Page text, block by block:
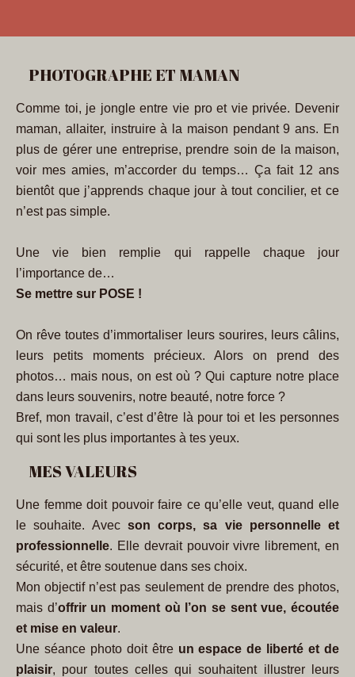
PHOTOGRAPHE ET MAMAN
Comme toi, je jongle entre vie pro et vie privée. Devenir
maman, allaiter, instruire à la maison pendant 9 ans. En
plus de gérer une entreprise, prendre soin de la maison,
voir mes amies, m’accorder du temps… Ça fait 12 ans
bientôt que j’apprends chaque jour à tout concilier, et ce
n’est pas simple.
Une vie bien remplie qui rappelle chaque jour
l’importance de…
Se mettre sur POSE !
On rêve toutes d’immortaliser leurs sourires, leurs câlins,
leurs petits moments précieux. Alors on prend des
photos… mais nous, on est où ? Qui capture notre place
dans leurs souvenirs, notre beauté, notre force ?
Bref, mon travail, c’est d’être là pour toi et les personnes
qui sont les plus importantes à tes yeux.
MES VALEURS
Une femme doit pouvoir faire ce qu’elle veut, quand elle
le souhaite. Avec son corps, sa vie personnelle et
professionnelle. Elle devrait pouvoir vivre librement, en
sécurité, et être soutenue dans ses choix.
Mon objectif n’est pas seulement de prendre des photos,
mais d’offrir un moment où l’on se sent vue, écoutée
et mise en valeur.
Une séance photo doit être un espace de liberté et de
plaisir, pour toutes celles qui souhaitent illustrer leurs